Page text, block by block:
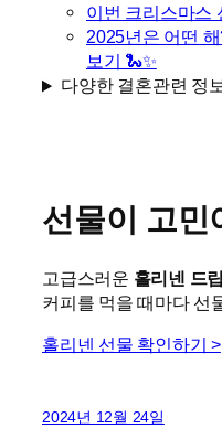
이번 크리스마스
2025년은 어떤
보기 🐍✨
다양한 결혼관련 정
선물이 고민
고급스러운 홀리넨 드
커피를 먹을 때마다 선
홀리넨 선물 확인하기 >
2024년 12월 24일